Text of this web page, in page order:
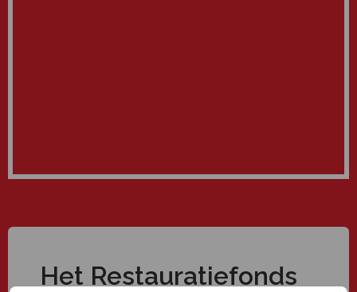
Het Restauratiefonds